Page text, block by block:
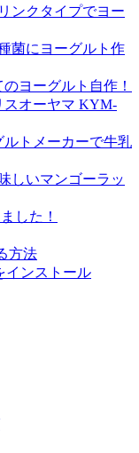
ンクタイプでヨー
菌にヨーグルト作
ヨーグルト自作！
スオーヤマ KYM-
ルトメーカーで牛乳
しいマンゴーラッ
した！
方法
インストール